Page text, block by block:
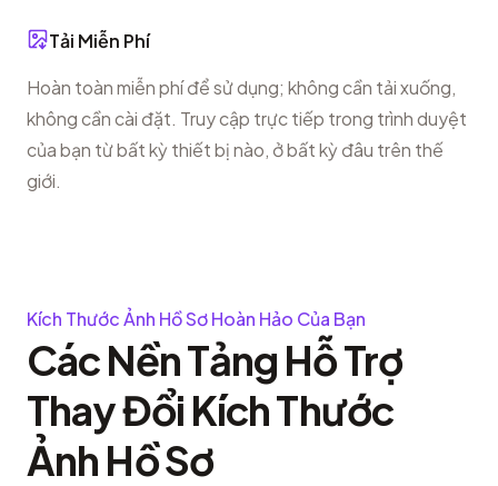
Tải Miễn Phí
Hoàn toàn miễn phí để sử dụng; không cần tải xuống,
không cần cài đặt. Truy cập trực tiếp trong trình duyệt
của bạn từ bất kỳ thiết bị nào, ở bất kỳ đâu trên thế
giới.
Kích Thước Ảnh Hồ Sơ Hoàn Hảo Của Bạn
Các Nền Tảng Hỗ Trợ
Thay Đổi Kích Thước
Ảnh Hồ Sơ